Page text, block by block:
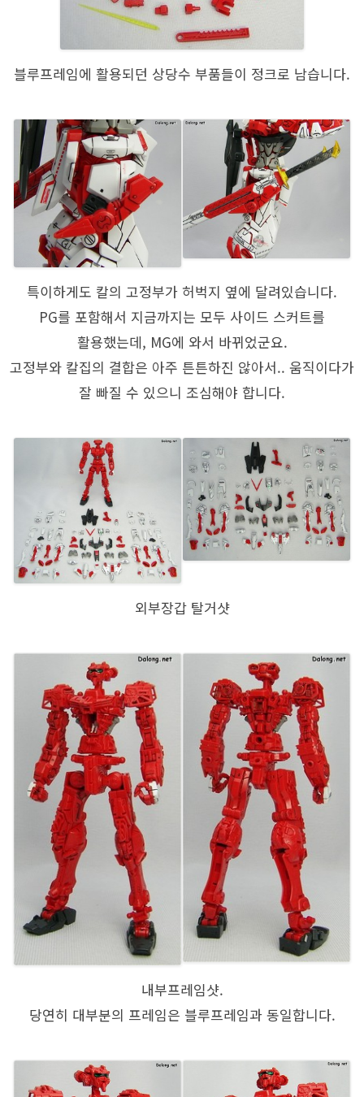
블루프레임에 활용되던 상당수 부품들이 정크로 남습니다.
특이하게도 칼의 고정부가 허벅지 옆에 달려있습니다.
PG를 포함해서 지금까지는 모두 사이드 스커트를
활용했는데, MG에 와서 바뀌었군요.
고정부와 칼집의 결합은 아주 튼튼하진 않아서.. 움직이다가
잘 빠질 수 있으니 조심해야 합니다.
외부장갑 탈거샷
내부프레임샷.
당연히 대부분의 프레임은 블루프레임과 동일합니다.